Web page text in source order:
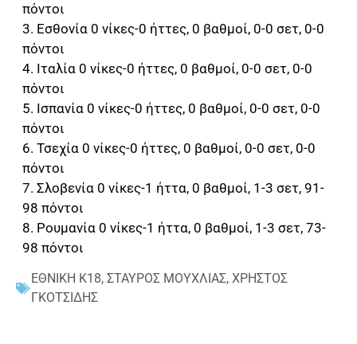
πόντοι
3. Εσθονία 0 νίκες-0 ήττες, 0 βαθμοί, 0-0 σετ, 0-0
πόντοι
4. Ιταλία 0 νίκες-0 ήττες, 0 βαθμοί, 0-0 σετ, 0-0
πόντοι
5. Ισπανία 0 νίκες-0 ήττες, 0 βαθμοί, 0-0 σετ, 0-0
πόντοι
6. Τσεχία 0 νίκες-0 ήττες, 0 βαθμοί, 0-0 σετ, 0-0
πόντοι
7. Σλοβενία 0 νίκες-1 ήττα, 0 βαθμοί, 1-3 σετ, 91-
98 πόντοι
8. Ρουμανία 0 νίκες-1 ήττα, 0 βαθμοί, 1-3 σετ, 73-
98 πόντοι
ΕΘΝΙΚΗ Κ18, ΣΤΑΥΡΟΣ ΜΟΥΧΛΙΑΣ, ΧΡΗΣΤΟΣ
ΓΚΟΤΣΙΔΗΣ